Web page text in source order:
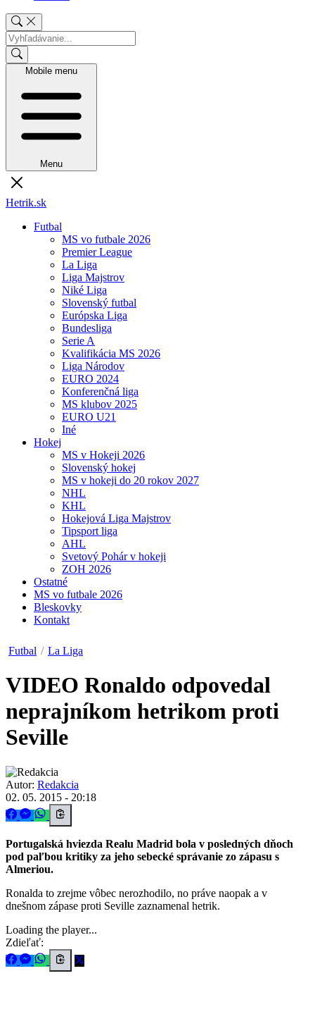
Mobile menu
Menu
Hetrik.sk
Futbal
MS vo futbale 2026
Premier League
La Liga
Liga Majstrov
Niké Liga
Slovenský futbal
Európska Liga
Bundesliga
Serie A
Kvalifikácia MS 2026
Liga Národov
EURO 2024
Konferenčná liga
MS klubov 2025
EURO U21
Iné
Hokej
MS v Hokeji 2026
Slovenský hokej
MS v hokeji do 20 rokov 2027
NHL
KHL
Hokejová Liga Majstrov
Tipsport liga
AHL
Svetový Pohár v hokeji
ZOH 2026
Ostatné
MS vo futbale 2026
Bleskovky
Kontakt
Futbal / La Liga
VIDEO Ronaldo odpovedal
neprajníkom hetrikom proti
Seville
Autor: Redakcia
02. 05. 2015 - 20:18
Portugalská hviezda Realu Madrid bola v posledných dňoch
pod paľbou kritiky za jeho sebecké správanie zo zápasu s
Almeriou.
Ronalda to zrejme vôbec nerozhodilo, no práve naopak a v
dnešnom zápase proti Seville zaznamenal hetrik.
Loading the player...
Zdieľať: